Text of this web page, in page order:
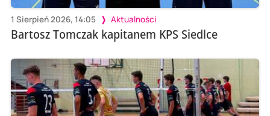
1 Sierpień 2026, 14:05 Aktualności
Bartosz Tomczak kapitanem KPS Siedlce